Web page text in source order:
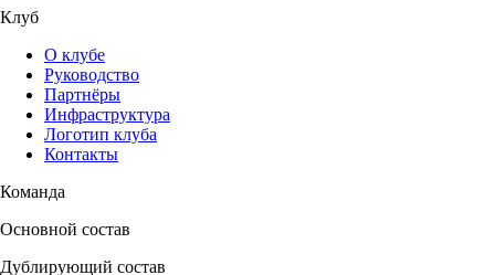
Клуб
О клубе
Руководство
Партнёры
Инфраструктура
Логотип клуба
Контакты
Команда
Основной состав
Дублирующий состав